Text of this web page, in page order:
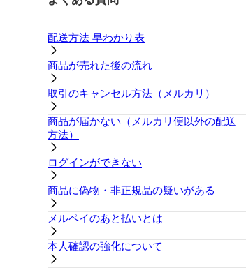
配送方法 早わかり表
商品が売れた後の流れ
取引のキャンセル方法（メルカリ）
商品が届かない（メルカリ便以外の配送
方法）
ログインができない
商品に偽物・非正規品の疑いがある
メルペイのあと払いとは
本人確認の強化について